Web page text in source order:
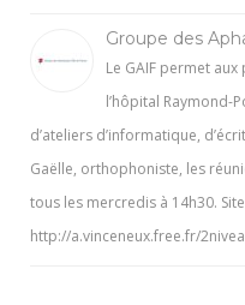
Groupe des
Le GAIF permet
l’hôpital Raymond-
d’ateliers d’informatique,
Gaëlle, orthophoniste, les
tous les mercredis à 14h30.
http://a.vinceneux.free.fr/